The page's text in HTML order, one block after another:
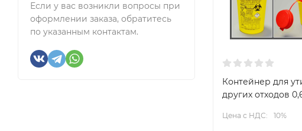
Если у вас возникли вопросы при
оформлении заказа, обратитесь
по указанным контактам.
Контейнер для
других отходов
Цена с НДС: 10%